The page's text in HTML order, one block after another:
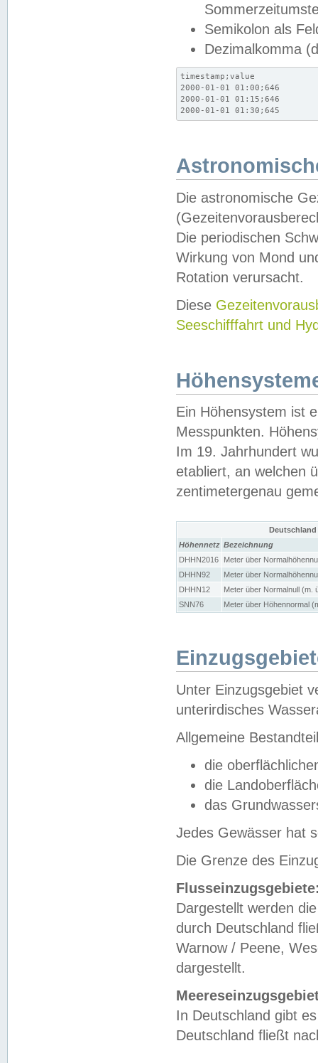
Semikolon als
Dezimalkomma
timestamp;value
2000-01-01 01:00;646
2000-01-01 01:15;646
2000-01-01 01:30;645
Die astronomische
Die periodischen
Wirkung von Mond
Rotation verursacht.
Diese
Seeschifffahrt und
Ein Höhensystem ist
Messpunkten.
Im 19. Jahrhundert
etabliert, an welchen
zentimetergenau
Höhennetz Bezeichnung
DHHN2016
Meter über
DHHN92
Meter über
DHHN12
Meter über Normalnull (m.
SNN76
Meter über Höhennormal
Unter Einzugsgebiet
unterirdisches
Allgemeine
die
die
das
Jedes Gewässer hat
Die Grenze des
Dargestellt werden
durch Deutschland
Warnow / Peene,
dargestellt.
In Deutschland gibt
Deutschland fließt